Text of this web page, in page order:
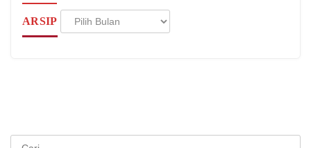
ARSIP
Arsip